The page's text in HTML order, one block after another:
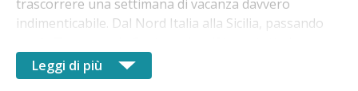
trascorrere una settimana di vacanza davvero
indimenticabile. Dal Nord Italia alla Sicilia, passando
migliori ville in affitto in Italia per una vacanza da
sogno.
Leggi di più